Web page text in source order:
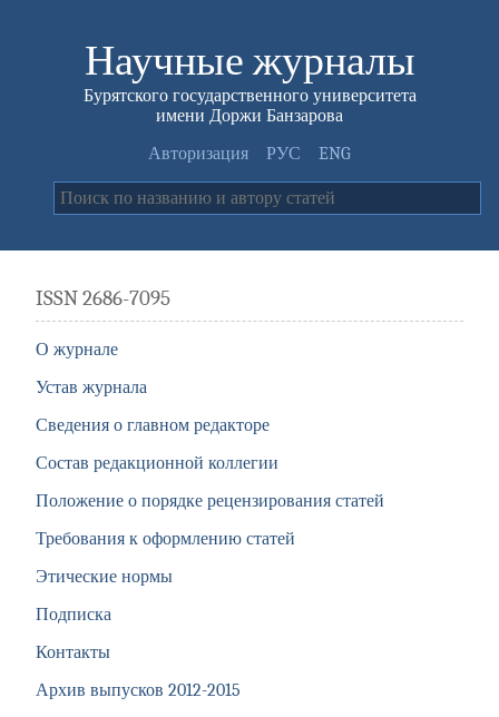
Научные журналы
Бурятского государственного университета
имени Доржи Банзарова
Авторизация
РУС ENG
ISSN 2686-7095
О журнале
Устав журнала
Сведения о главном редакторе
Состав редакционной коллегии
Положение о порядке рецензирования статей
Требования к оформлению статей
Этические нормы
Подписка
Контакты
Архив выпусков 2012-2015